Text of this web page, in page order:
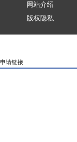
网站介绍
版权隐私
申请链接